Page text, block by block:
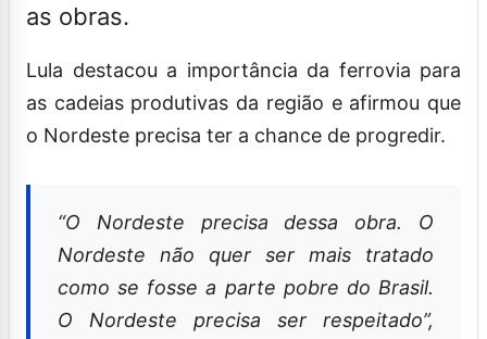
as obras.
Lula destacou a importância da ferrovia para
as cadeias produtivas da região e afirmou que
o Nordeste precisa ter a chance de progredir.
“O Nordeste precisa dessa obra. O
Nordeste não quer ser mais tratado
como se fosse a parte pobre do Brasil.
O Nordeste precisa ser respeitado”,